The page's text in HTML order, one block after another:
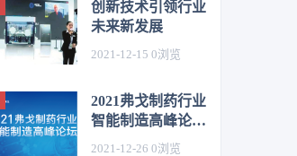
创新技术引领行业
未来新发展
2021-12-15 0浏览
2021弗戈制药行业
智能制造高峰论坛
即将盛大开幕
2021-12-26 0浏览